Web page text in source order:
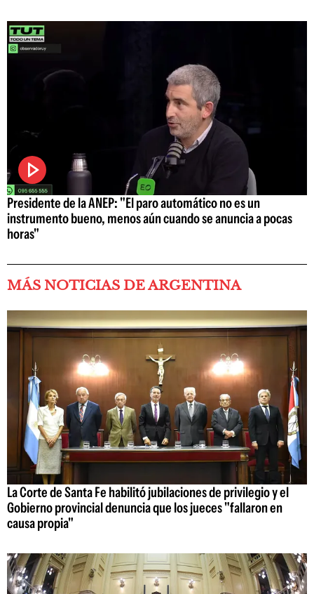
Presidente de la ANEP: "El paro automático no es un
instrumento bueno, menos aún cuando se anuncia a pocas
horas"
MÁS NOTICIAS DE ARGENTINA
La Corte de Santa Fe habilitó jubilaciones de privilegio y el
Gobierno provincial denuncia que los jueces "fallaron en
causa propia"